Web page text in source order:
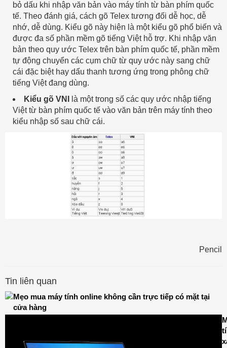
bỏ dấu khi nhập văn bản vào máy tính từ bàn phím quốc
tế. Theo đánh giá, cách gõ Telex tương đối dễ học, dễ
nhớ, dễ dùng. Kiểu gõ này hiện là một kiểu gõ phổ biến và
được đa số phần mềm gõ tiếng Việt hỗ trợ. Khi nhập văn
bản theo quy ước Telex trên bàn phím quốc tế, phần mềm
tự động chuyển các cụm chữ từ quy ước này sang chữ
cái đặc biệt hay dấu thanh tương ứng trong phông chữ
tiếng Việt đang dùng.
Kiểu gõ VNI
là một trong số các quy ước nhập tiếng
Việt từ bàn phím quốc tế vào văn bản trên máy tính theo
kiểu nhập số sau chữ cái.
Pencil
Tin liên quan
Mẹo mua máy tính online không cần trực tiếp có mặt tại
cửa hàng